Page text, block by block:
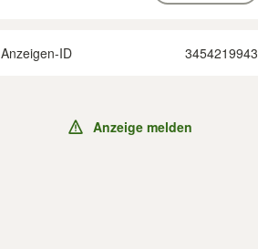
Anzeigen-ID 3454219943
Anzeige melden